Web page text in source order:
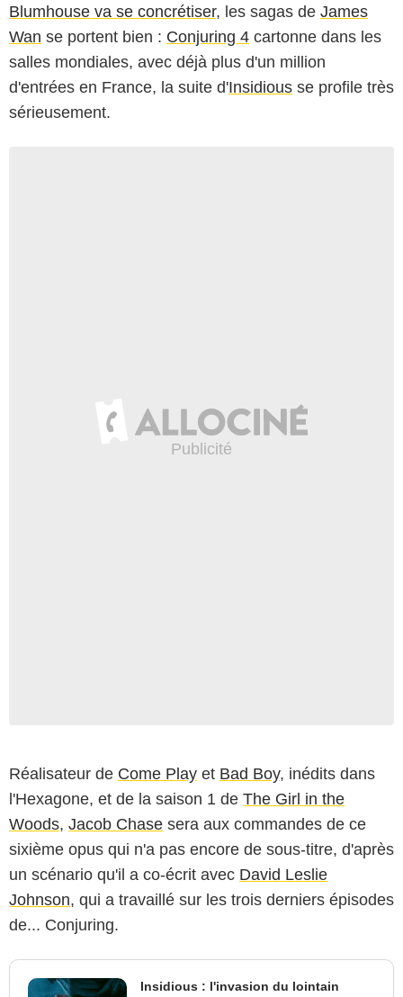
Blumhouse va se concrétiser, les sagas de James
Wan se portent bien : Conjuring 4 cartonne dans les
salles mondiales, avec déjà plus d'un million
d'entrées en France, la suite d'Insidious se profile très
sérieusement.
Réalisateur de Come Play et Bad Boy, inédits dans
l'Hexagone, et de la saison 1 de The Girl in the
Woods, Jacob Chase sera aux commandes de ce
sixième opus qui n'a pas encore de sous-titre, d'après
un scénario qu'il a co-écrit avec David Leslie
Johnson, qui a travaillé sur les trois derniers épisodes
de... Conjuring.
Insidious : l'invasion du lointain